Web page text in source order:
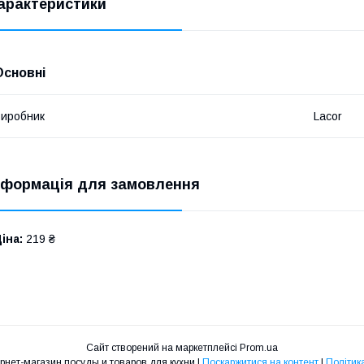
Lacor
для замовлення
219 ₴
Сайт створений на маркетплейсі Prom.ua